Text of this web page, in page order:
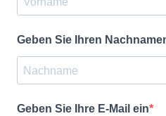
Geben Sie Ihren
Geben Sie Ihre E-Mail ein